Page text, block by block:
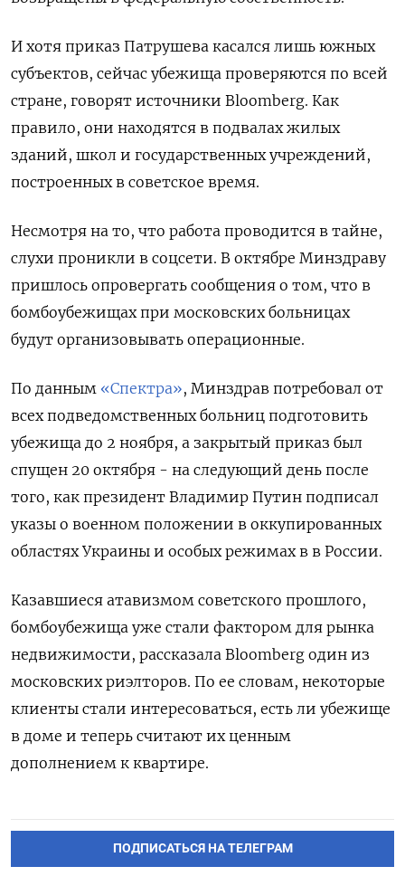
И хотя приказ Патрушева касался лишь южных
субъектов, сейчас убежища проверяются по всей
стране, говорят источники Bloomberg. Как
правило, они находятся в подвалах жилых
зданий, школ и государственных учреждений,
построенных в советское время.
Несмотря на то, что работа проводится в тайне,
слухи проникли в соцсети. В октябре Минздраву
пришлось опровергать сообщения о том, что в
бомбоубежищах при московских больницах
будут организовывать операционные.
По данным «Спектра», Минздрав потребовал от
всех подведомственных больниц подготовить
убежища до 2 ноября, а закрытый приказ был
спущен 20 октября - на следующий день после
того, как президент Владимир Путин подписал
указы о военном положении в оккупированных
областях Украины и особых режимах в в России.
Казавшиеся атавизмом советского прошлого,
бомбоубежища уже стали фактором для рынка
недвижимости, рассказала Bloomberg один из
московских риэлторов. По ее словам, некоторые
клиенты стали интересоваться, есть ли убежище
в доме и теперь считают их ценным
дополнением к квартире.
ПОДПИСАТЬСЯ НА ТЕЛЕГРАМ